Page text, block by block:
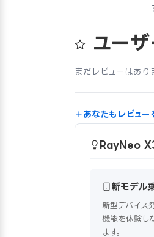
ユー
まだレビューはあり
あなたもレビュー
RayNeo
新モデル
新型デバイス
機能を体験し
ます。